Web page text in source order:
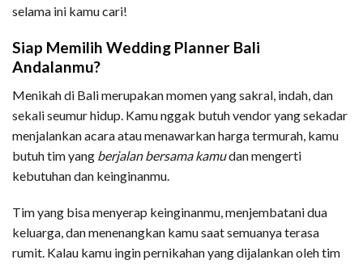
selama ini kamu cari!
Siap Memilih Wedding Planner Bali
Andalanmu?
Menikah di Bali merupakan momen yang sakral, indah, dan
sekali seumur hidup. Kamu nggak butuh vendor yang sekadar
menjalankan acara atau menawarkan harga termurah, kamu
butuh tim yang berjalan bersama kamudan mengerti
kebutuhan dan keinginanmu.
Tim yang bisa menyerap keinginanmu, menjembatani dua
keluarga, dan menenangkan kamu saat semuanya terasa
rumit. Kalau kamu ingin pernikahan yang dijalankan oleh tim